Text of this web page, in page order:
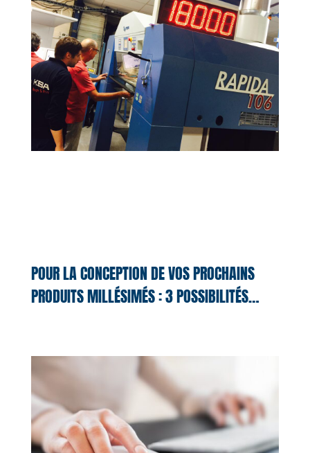
POUR LA CONCEPTION DE VOS PROCHAINS
PRODUITS MILLÉSIMÉS : 3 POSSIBILITÉS…